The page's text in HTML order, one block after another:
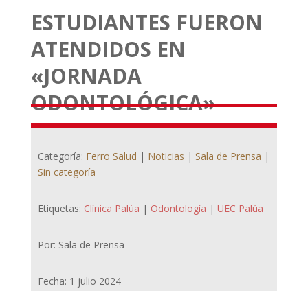
ESTUDIANTES FUERON
ATENDIDOS EN
«JORNADA
ODONTOLÓGICA»
Categoría: Ferro Salud | Noticias | Sala de Prensa |
Sin categoría
Etiquetas: Clínica Palúa | Odontología | UEC Palúa
Por: Sala de Prensa
Fecha: 1 julio 2024